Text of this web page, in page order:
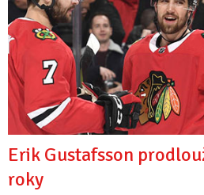
Erik Gustafsson
roky